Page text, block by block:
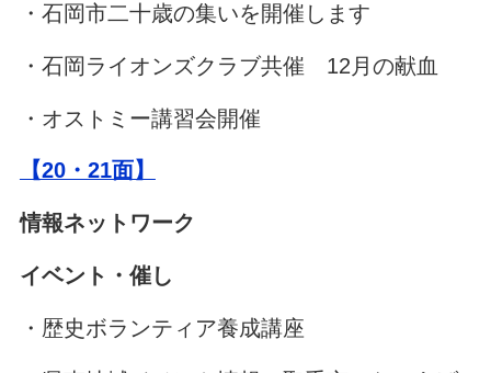
・石岡市二十歳の集いを開催します
・石岡ライオンズクラブ共催 12月の献血
・オストミー講習会開催
【20・21面】
情報ネットワーク
イベント・催し
・歴史ボランティア養成講座